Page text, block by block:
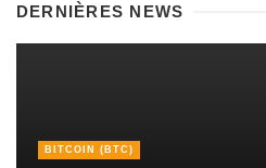
DERNIÈRES NEWS
BITCOIN (BTC)